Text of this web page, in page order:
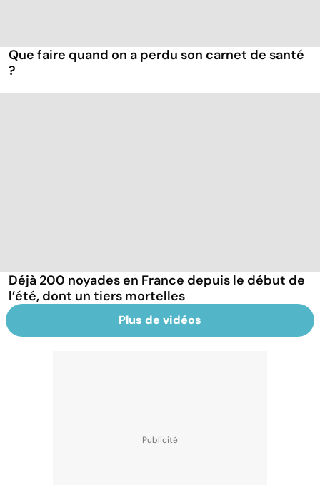
Que faire quand on a perdu son carnet de santé
?
Déjà 200 noyades en France depuis le début de
l’été, dont un tiers mortelles
Plus de vidéos